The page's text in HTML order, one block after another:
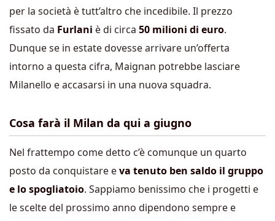
per la società è tutt’altro che incedibile. Il prezzo
fissato da Furlani è di circa 50 milioni di euro.
Dunque se in estate dovesse arrivare un’offerta
intorno a questa cifra, Maignan potrebbe lasciare
Milanello e accasarsi in una nuova squadra.
Cosa farà il Milan da qui a giugno
Nel frattempo come detto c’è comunque un quarto
posto da conquistare eva tenuto ben saldo il gruppo
e lo spogliatoio. Sappiamo benissimo che i progetti e
le scelte del prossimo anno dipendono sempre e